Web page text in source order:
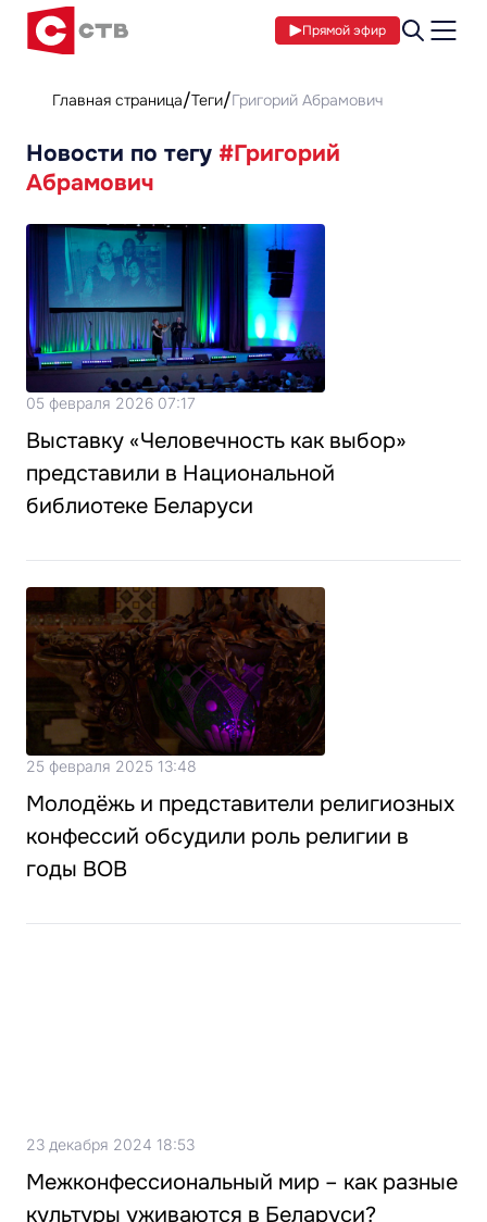
Прямой эфир
Главная страница Теги Григорий Абрамович
Новости по тегу #Григорий
Абрамович
05 февраля 2026 07:17
Выставку «Человечность как выбор»
представили в Национальной
библиотеке Беларуси
25 февраля 2025 13:48
Молодёжь и представители религиозных
конфессий обсудили роль религии в
годы ВОВ
23 декабря 2024 18:53
Межконфессиональный мир – как разные
культуры уживаются в Беларуси?